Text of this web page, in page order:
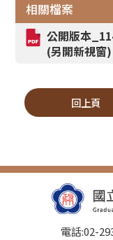
相關檔案
公開版本
(另開新視窗)
回上頁
電話:02-